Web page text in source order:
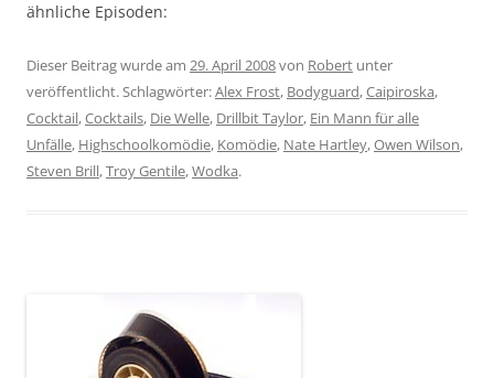
ähnliche Episoden:
Dieser Beitrag wurde am 29. April 2008von Robert unter
veröffentlicht. Schlagwörter:Alex Frost, Bodyguard,Caipiroska,
Cocktail,Cocktails, Die Welle, Drillbit Taylor, Ein Mann für alle
Unfälle, Highschoolkomödie, Komödie, Nate Hartley,Owen Wilson,
Steven Brill,Troy Gentile,Wodka.